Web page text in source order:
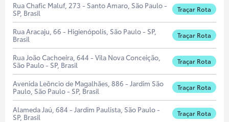
Rua Chafic Maluf, 273 - Santo Amaro, São Paulo -
SP, Brasil
Traçar Rota
Rua Aracaju, 66 - Higienópolis, São Paulo - SP,
Brasil
Traçar Rota
Rua João Cachoeira, 644 - Vila Nova Conceição,
São Paulo - SP, Brasil
Traçar Rota
Avenida Leôncio de Magalhães, 886 - Jardim São
Paulo, São Paulo - SP, Brasil
Traçar Rota
Alameda Jaú, 684 - Jardim Paulista, São Paulo -
SP, Brasil
Traçar Rota